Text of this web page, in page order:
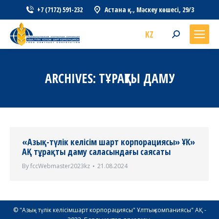
+7 (7172) 591-232 Астана қ., Мәскеу көшесі, 29/3
KZ Search:
ARCHIVES: ТҰРАҚТЫ ДАМУ
«Азық-түлік келісім шарт корпорациясы» ҰК»
АҚ тұрақты даму саласындағы саясаты
ByfccWebmaster2023kz 21.08.2024
© "Азық - түлік келісімшарт корпорациясы" Ұлттық компаниясы" АҚ -